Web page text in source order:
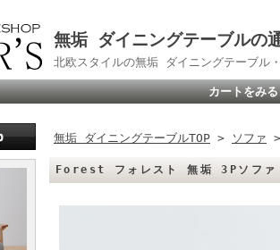
無垢 ダイニングテーブルの
北欧スタイルの無垢 ダイニングテーブル
カートをみる
無垢 ダイニングテーブルTOP > ソファ
Forest フォレスト 無垢 3Pソフ